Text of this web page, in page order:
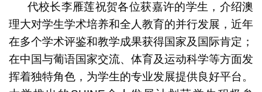
代校长李雁莲祝贺各位获嘉许的学生，介绍澳
理大对学生学术培养和全人教育的并行发展，近年
在多个学术评鉴和教学成果获得国家及国际肯定；
在中国与葡语国家交流、体育及运动科学等方面发
挥着独特角色，为学生的专业发展提供良好平台。